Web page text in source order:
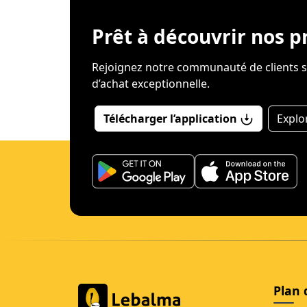
Prêt à découvrir nos
Rejoignez notre communauté de clients
d’achat exceptionnelle.
Télécharger l’application
Plan